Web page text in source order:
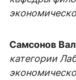
Самсонов
категории